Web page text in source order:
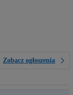
Zobacz ogłoszenia